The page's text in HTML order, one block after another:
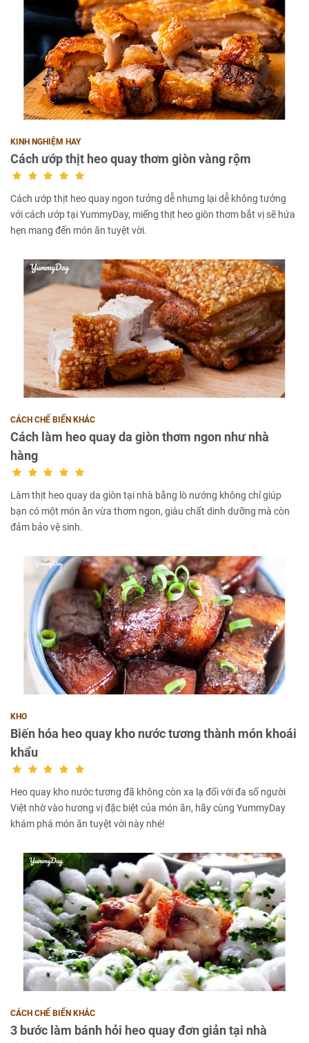
KINH NGHIỆM HAY
Cách ướp thịt heo quay thơm giòn vàng rộm
Cách ướp thịt heo quay ngon tưởng dễ nhưng lại dễ không tưởng
với cách ướp tại YummyDay, miếng thịt heo giòn thơm bắt vị sẽ hứa
hẹn mang đến món ăn tuyệt vời.
CÁCH CHẾ BIẾN KHÁC
Cách làm heo quay da giòn thơm ngon như nhà
hàng
Làm thịt heo quay da giòn tại nhà bằng lò nướng không chỉ giúp
bạn có một món ăn vừa thơm ngon, giàu chất dinh dưỡng mà còn
đảm bảo vệ sinh.
KHO
Biến hóa heo quay kho nước tương thành món khoái
khẩu
Heo quay kho nước tương đã không còn xa lạ đối với đa số người
Việt nhờ vào hương vị đặc biệt của món ăn, hãy cùng YummyDay
khám phá món ăn tuyệt vời này nhé!
CÁCH CHẾ BIẾN KHÁC
3 bước làm bánh hỏi heo quay đơn giản tại nhà